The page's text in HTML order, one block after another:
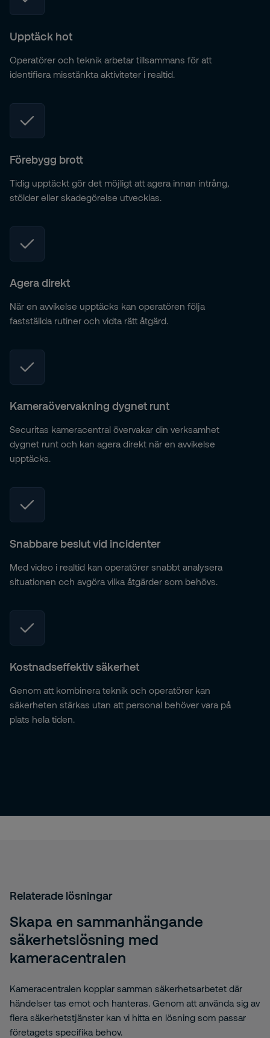
Upptäck hot
Operatörer och teknik arbetar tillsammans för att
identifiera misstänkta aktiviteter i realtid.
Förebygg brott
Tidig upptäckt gör det möjligt att agera innan intrång,
stölder eller skadegörelse utvecklas.
Agera direkt
När en avvikelse upptäcks kan operatören följa
fastställda rutiner och vidta rätt åtgärd.
Kameraövervakning dygnet runt
Securitas kameracentral övervakar din verksamhet
dygnet runt och kan agera direkt när en avvikelse
upptäcks.
Snabbare beslut vid incidenter
Med video i realtid kan operatörer snabbt analysera
situationen och avgöra vilka åtgärder som behövs.
Kostnadseffektiv säkerhet
Genom att kombinera teknik och operatörer kan
säkerheten stärkas utan att personal behöver vara på
plats hela tiden.
Relaterade lösningar
Skapa en sammanhängande
säkerhetslösning med
kameracentralen
Kameracentralen kopplar samman säkerhetsarbetet där
händelser tas emot och hanteras. Genom att använda sig av
flera säkerhetstjänster kan vi hitta en lösning som passar
företagets specifika behov.